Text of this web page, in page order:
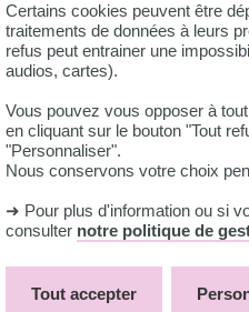
Certains cookies peuvent être
traitements de données à leurs
refus peut entrainer une
audios, cartes).
Vous pouvez vous opposer à
en cliquant sur le bouton "Tout
"Personnaliser".
Nous conservons votre choix
➜ Pour plus d'information ou si
consulter notre politique de
Tout accepter
sur l’université .